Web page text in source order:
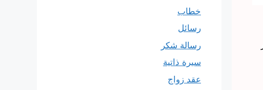
خطاب
رسائل
رسالة شكر
سيرة ذاتية
عقد زواج